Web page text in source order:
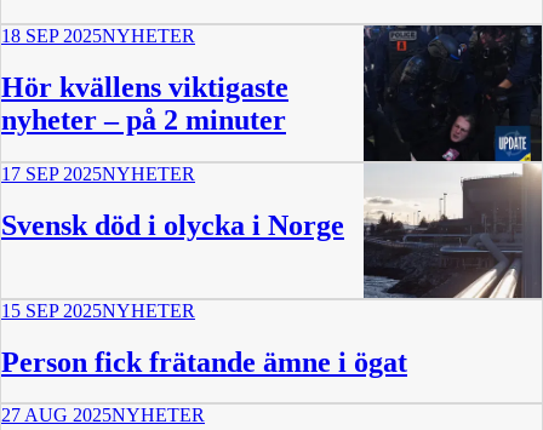
18 SEP 2025NYHETER
Hör kvällens viktigaste
nyheter – på 2 minuter
17 SEP 2025NYHETER
Svensk död i olycka i Norge
15 SEP 2025NYHETER
Person fick frätande ämne i ögat
27 AUG 2025NYHETER